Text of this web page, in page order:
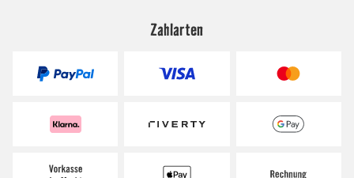
Zahlarten